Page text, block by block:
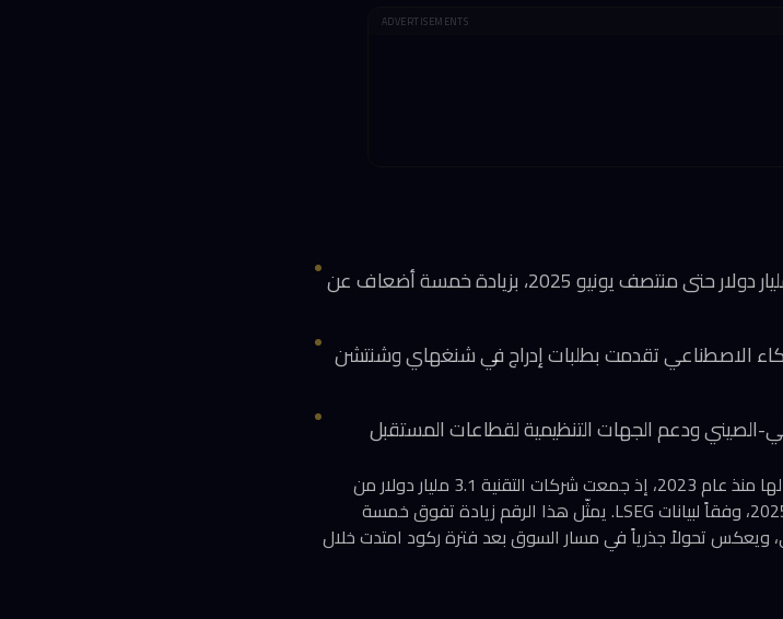
ADVERTISEMENTS
بلغت حصيلة اكتتابات شركات التقنية الصينية 3.1 مليار دولار حتى منتصف يونيو 2025، بزيادة خمسة أضعاف عن
والذكاء الاصطناعي تقدمت بطلبات إدراج في شنغهاي وشنتشن
الصيني ودعم الجهات التنظيمية لقطاعات المستقبل
تعيش سوق الاكتتابات التقنية في الصين أقوى موجة لها منذ عام 2023، إذ جمعت شركات التقنية 3.1 مليار دولار من
طروحاتها الأولية في البورصات المحلية حتى 18 يونيو 2025، وفقاً لبيانات LSEG. يمثّل هذا الرقم زيادة تفوق خمسة
ويعكس تحولاً جذرياً في مسار السوق بعد فترة ركود امتدت خلال